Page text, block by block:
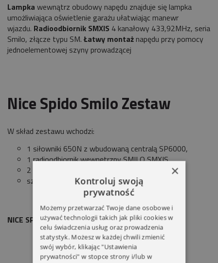
Lampka wewnątrz obudowy napędu znajduje się lampka
umożliwiająca oświetlenie garażu ułatwiając manewr
wjazdu. Radioodbiornik SMXIS 4 kanałowy 433,92MHz, seria
Smilo, złącze typu SM. Łatwy montaż napędu przy pomocy
jednoelementowej szyny prowadzącej
Nice Spido Smilo Zestaw
W skład zestawu wchodzi:
1 siłowniki 650N z wbudowaną centralą SP6000,
1 radioodbiornik wewnętrzny SMILO SMXIS,
2 piloty 2-kanałowe SM2,
szyna z paskiem w jednym odcinku 3,0m.
NICE SPIDO SMILO ZESTAW
×
Kontroluj swoją
prywatność
Możemy przetwarzać Twoje dane osobowe i
używać technologii takich jak pliki cookies w
celu świadczenia usług oraz prowadzenia
statystyk. Możesz w każdej chwili zmienić
swój wybór, klikając "Ustawienia
prywatności" w stopce strony i/lub w